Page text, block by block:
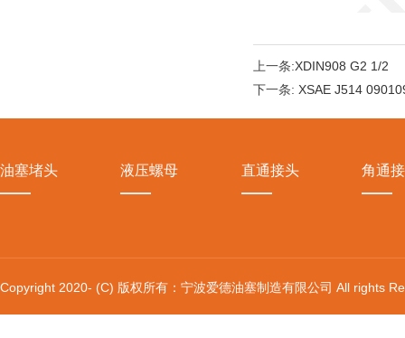
上一条:XDIN908 G2 1/2
下一条: XSAE J514
油塞堵头 液压螺母 直通接头 角通
Copyright 2020- (C) 版权所有：宁波爱德油塞制造有限公司 All rights